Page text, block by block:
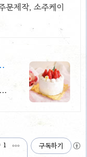
문제작, 소주케이
1 구독하기